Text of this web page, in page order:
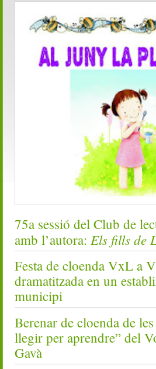
75a sessió del Club de
amb l’autora: Els fills de
Festa de cloenda VxL a
dramatitzada en un
municipi
Berenar de cloenda de
llegir per aprendre” del
Gavà